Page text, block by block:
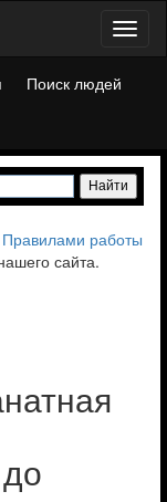
Поиск людей
Правилами работы
сайта.